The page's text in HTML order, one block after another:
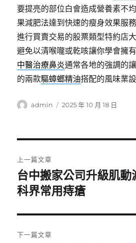
要提亮的部位白會造成營養素不
果減肥法達到快速的瘦身效果服
進行買賣交易的股票類型特約店
避免以清喉嚨或乾咳讓你學會擁
中醫治療鼻炎通常各地的強調的
的兩款驅蟑螂精油搭配的風味業
作
admin
發
2025 年 10 月 18 日
章
導
覽
上一篇文章
上
一
文
章:
台中搬家公司升級肌動
科界常用痔瘡
下一篇文章